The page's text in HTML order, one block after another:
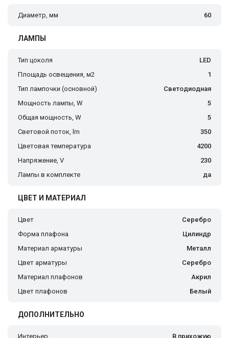
Диаметр, мм 60
ЛАМПЫ
Тип цоколя
LED
Площадь освещения, м2
1
Тип лампочки (основной)
Светодиодная
Мощность лампы, W
5
Общая мощность, W
5
Световой поток, lm
350
Цветовая температура
4200
Напряжение, V
230
Лампы в комплекте
да
ЦВЕТ И МАТЕРИАЛ
Цвет
Серебро
Форма плафона
Цилиндр
Материал арматуры
Металл
Цвет арматуры
Серебро
Материал плафонов
Акрил
Цвет плафонов
Белый
ДОПОЛНИТЕЛЬНО
Интерьер
В прихожую